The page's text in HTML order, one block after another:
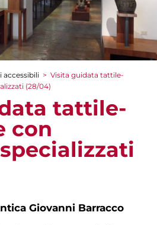
accessibili > Visita guidata tattile-
(28/04)
tattile-
con
Giovanni Barracco